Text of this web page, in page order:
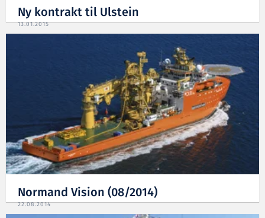
Ny kontrakt til Ulstein
13.01.2015
Normand Vision (08/2014)
22.08.2014